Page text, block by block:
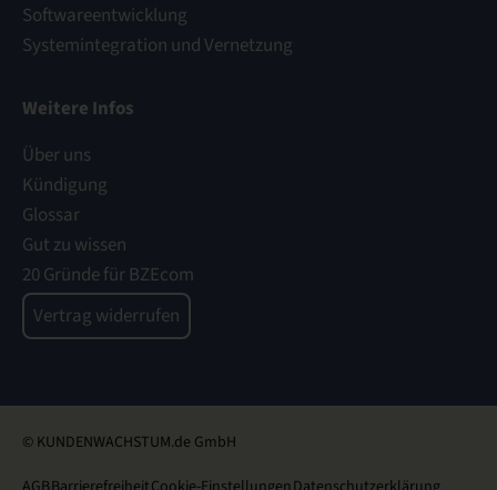
Softwareentwicklung
Systemintegration und Vernetzung
Weitere Infos
Über uns
Kündigung
Glossar
Gut zu wissen
20 Gründe für BZEcom
Vertrag widerrufen
© KUNDENWACHSTUM.de GmbH